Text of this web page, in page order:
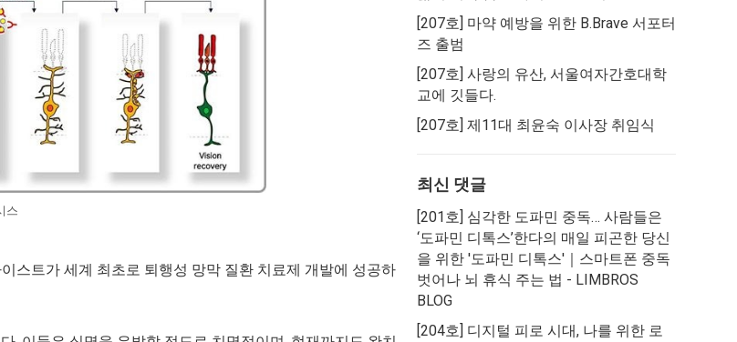
스
스트가 세계 최초로 퇴행성 망막 질환 치료제 개발에 성공하
[207호] 마약 예방을 위한 B.Brave 서포터
즈 출범
[207호] 사랑의 유산, 서울여자간호대학
교에 깃들다.
[207호] 제11대 최윤숙 이사장 취임식
최신 댓글
[201호] 심각한 도파민 중독… 사람들은
‘도파민 디톡스’한다의 매일 피곤한 당신
을 위한 '도파민 디톡스'｜스마트폰 중독
벗어나 뇌 휴식 주는 법 - LIMBROS
BLOG
[204호] 디지털 피로 시대, 나를 위한 로